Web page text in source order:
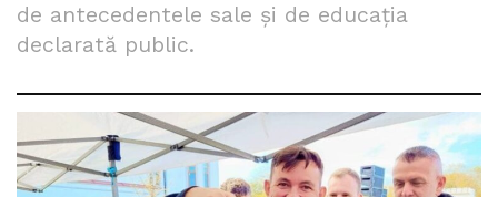
de antecedentele sale şi de educaţia
declarată public.